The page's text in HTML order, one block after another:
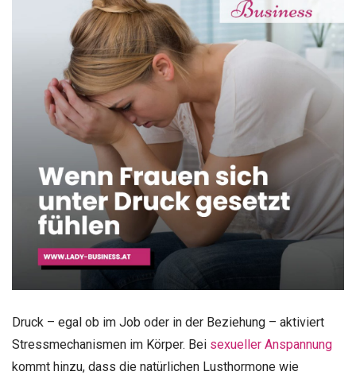
Druck – egal ob im Job oder in der Beziehung – aktiviert
Stressmechanismen im Körper. Bei sexueller Anspannung
kommt hinzu, dass die natürlichen Lusthormone wie